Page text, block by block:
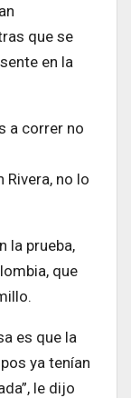
que se
en la
a correr no
Rivera, no lo
la prueba,
que
es que la
ya tenían
le dijo